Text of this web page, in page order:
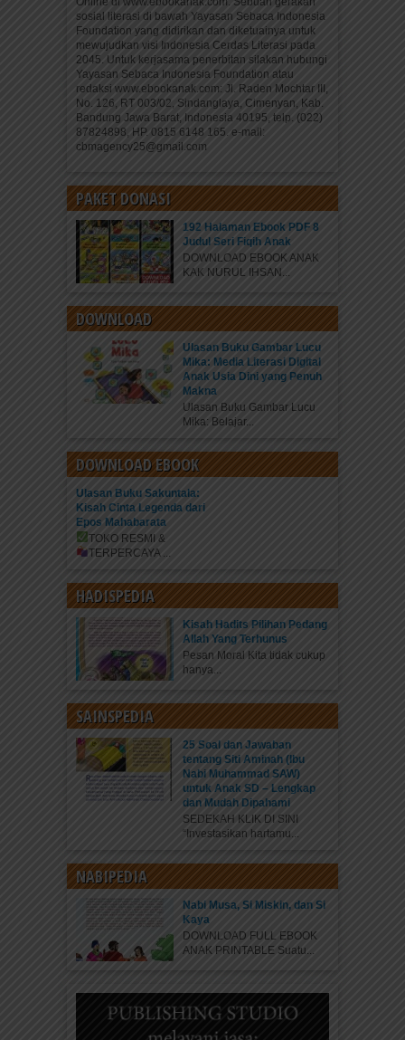
sosial literasi di bawah Yayasan Sebaca Indonesia
Foundation yang didirikan dan diketuainya untuk
mewujudkan visi Indonesia Cerdas Literasi pada
2045. Untuk kerjasama penerbitan silakan hubungi
Yayasan Sebaca Indonesia Foundation atau
redaksi www.ebookanak.com: Jl. Raden Mochtar III,
No. 126, RT 003/02, Sindanglaya, Cimenyan, Kab.
Bandung Jawa Barat, Indonesia 40195, telp. (022)
87824898, HP. 0815 6148 165. e-mail:
cbmagency25@gmail.com
PAKET DONASI
192 Halaman Ebook PDF 8
Judul Seri Fiqih Anak
DOWNLOAD EBOOK ANAK
KAK NURUL IHSAN...
DOWNLOAD
Ulasan Buku Gambar Lucu
Mika: Media Literasi Digital
Anak Usia Dini yang Penuh
Makna
Ulasan Buku Gambar Lucu
Mika: Belajar...
DOWNLOAD EBOOK
Ulasan Buku Sakuntala:
Kisah Cinta Legenda dari
Epos Mahabarata
TOKO RESMI &
TERPERCAYA ...
HADISPEDIA
Kisah Hadits Pilihan Pedang
Allah Yang Terhunus
Pesan Moral Kita tidak cukup
hanya...
SAINSPEDIA
25 Soal dan Jawaban
tentang Siti Aminah (Ibu
Nabi Muhammad SAW)
untuk Anak SD – Lengkap
dan Mudah Dipahami
SEDEKAH KLIK DI SINI
“Investasikan hartamu...
NABIPEDIA
Nabi Musa, Si Miskin, dan Si
Kaya
DOWNLOAD FULL EBOOK
ANAK PRINTABLE Suatu...